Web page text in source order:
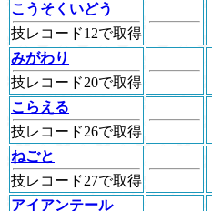
こうそくいどう
技レコード12で取得
みがわり
技レコード20で取得
こらえる
技レコード26で取得
ねごと
技レコード27で取得
アイアンテール